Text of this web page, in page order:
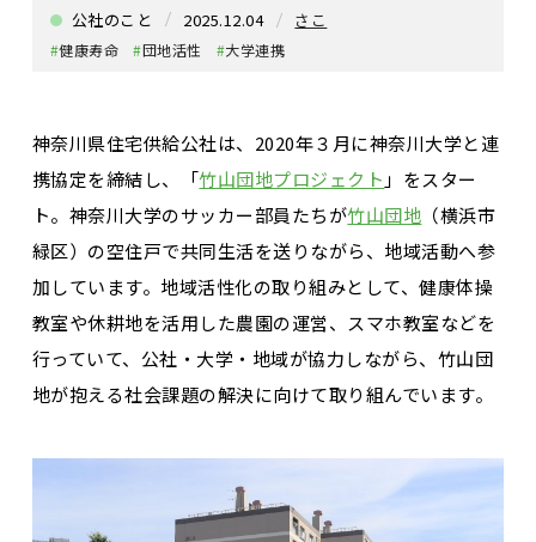
公社のこと 2025.12.04 さこ
#健康寿命 #団地活性 #大学連携
神奈川県住宅供給公社は、2020年３月に神奈川大学と連
携協定を締結し、「竹山団地プロジェクト 」をスター
ト。神奈川大学のサッカー部員たちが竹山団地 （横浜市
緑区）の空住戸で共同生活を送りながら、地域活動へ参
加しています。地域活性化の取り組みとして、健康体操
教室や休耕地を活用した農園の運営、スマホ教室などを
行っていて、公社・大学・地域が協力しながら、竹山団
地が抱える社会課題の解決に向けて取り組んでいます。